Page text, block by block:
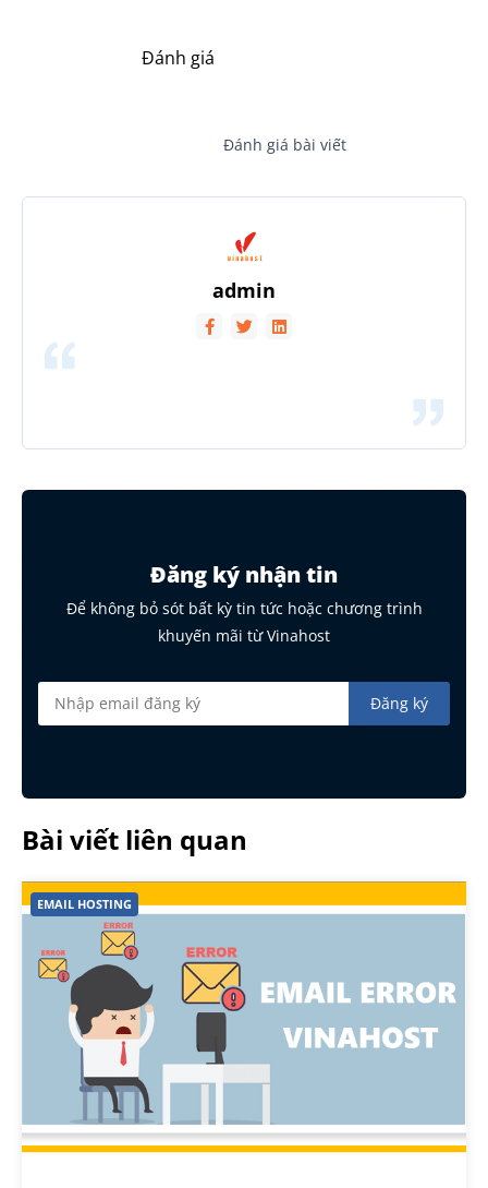
Đánh giá
Đánh giá bài viết
admin
Đăng ký nhận tin
Để không bỏ sót bất kỳ tin tức hoặc chương trình
khuyến mãi từ Vinahost
Bài viết liên quan
EMAIL HOSTING